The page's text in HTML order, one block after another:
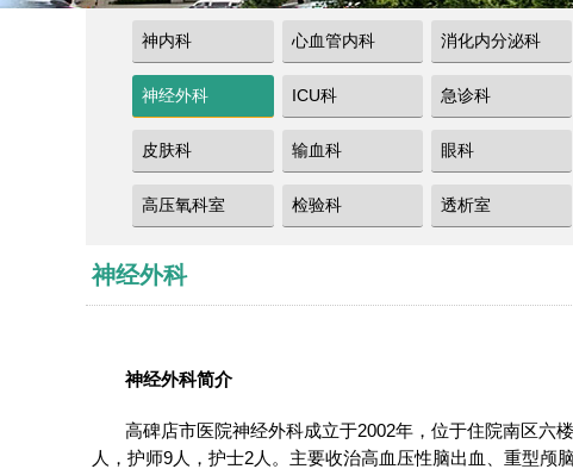
神内科 心血管内科 消化内分泌科
神经外科 ICU科 急诊科
皮肤科 输血科 眼科
高压氧科室 检验科 透析室
神经外科
神经外科简介
高碑店市医院神经外科成立于2002年，位于住院南区六楼
人，护师9人，护士2人。主要收治高血压性脑出血、重型